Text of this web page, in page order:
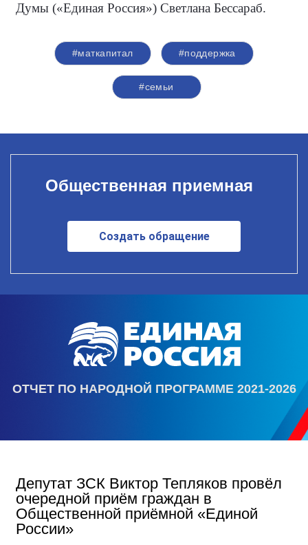
Думы («Единая Россия») Светлана Бессараб.
#маткапитал #поддержка
#семьи
Общественная приемная
Создать обращение
ОТЧЕТ ПО НАРОДНОЙ ПРОГРАММЕ 2021-2026
Депутат ЗСК Виктор Тепляков провёл
очередной приём граждан в
Общественной приёмной «Единой
России»